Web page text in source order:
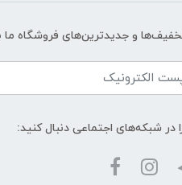
و جدیدترین‌های فروشگاه ما
در شبکه‌های اجتماعی دنبال کنید: